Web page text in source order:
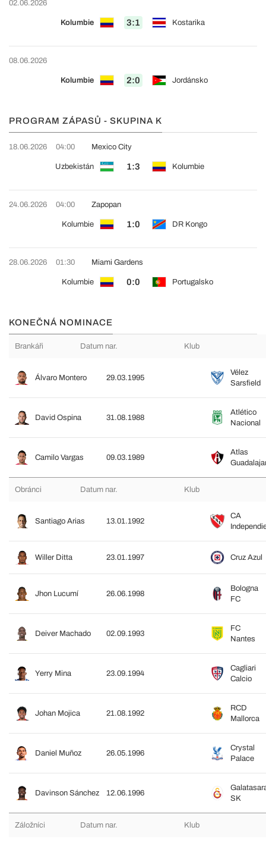
02.06.2026
Kolumbie 3:1 Kostarika
08.06.2026
Kolumbie 2:0 Jordánsko
PROGRAM ZÁPASŮ - SKUPINA K
18.06.2026 04:00
Uzbekistán 1:3 Kolumbie
Mexico City
24.06.2026 04:00
Kolumbie 1:0 DR Kongo
Zapopan
28.06.2026 01:30
Kolumbie 0:0 Portugalsko
Miami Gardens
KONEČNÁ NOMINACE
Brankáři Datum nar. Klub
Álvaro Montero 29.03.1995
Vélez
Sarsfield
David Ospina 31.08.1988
Atlético
Nacional
Camilo Vargas 09.03.1989
Atlas
Obránci Datum nar. Klub
Santiago Arias 13.01.1992
CA
Willer Ditta 23.01.1997 Cruz Azul
Jhon Lucumí 26.06.1998
Bologna
FC
Deiver Machado 02.09.1993
FC
Nantes
Yerry Mina 23.09.1994
Cagliari
Calcio
Johan Mojica 21.08.1992
RCD
Mallorca
Daniel Muñoz 26.05.1996
Crystal
Palace
Davinson Sánchez 12.06.1996
SK
Záložníci Datum nar. Klub